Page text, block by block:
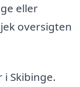
eller
oversigten
Skibinge.